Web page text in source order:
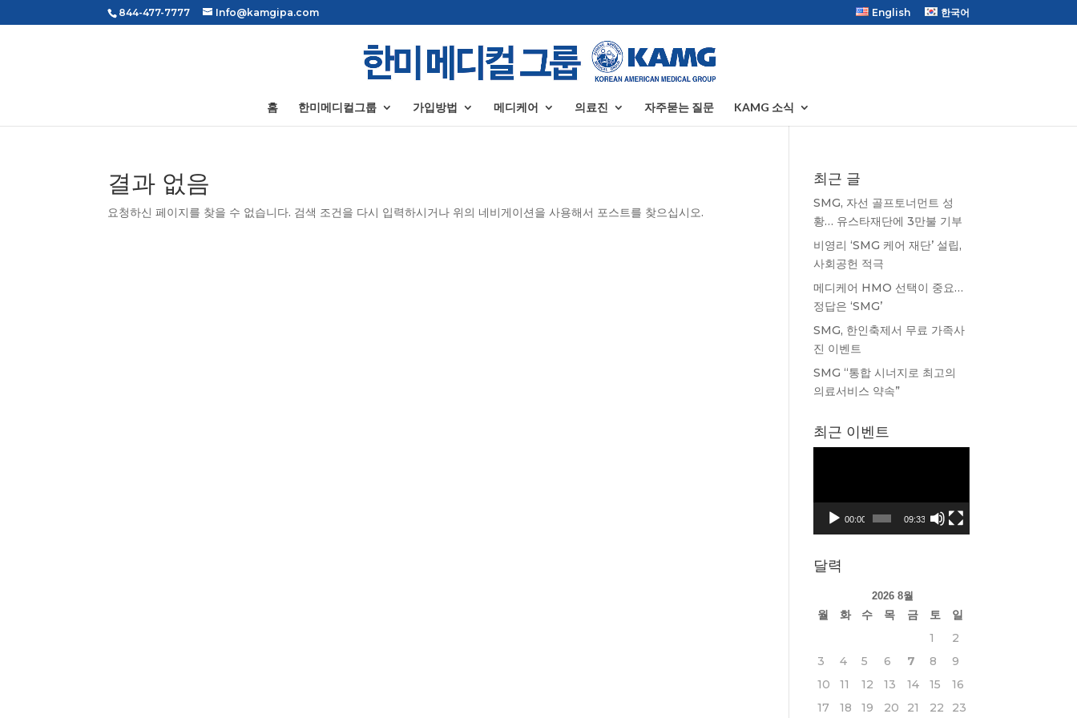
844-477-7777 Info@kamgipa.com English 한국어
홈 한미메디컬그룹 가입방법 메디케어 의료진 자주묻는 질문 KAMG 소식
결과 없음
요청하신 페이지를 찾을 수 없습니다. 검색 조건을 다시 입력하시거나 위의 네비게이션을 사용해서 포스트를 찾으십시오.
최근 글
SMG, 자선 골프토너먼트 성
황… 유스타재단에 3만불 기부
비영리 ‘SMG 케어 재단’ 설립,
사회공헌 적극
메디케어 HMO 선택이 중요…
정답은 ‘SMG’
SMG, 한인축제서 무료 가족사
진 이벤트
SMG “통합 시너지로 최고의
의료서비스 약속”
최근 이벤트
어
00:00 09:33
달력
2026 8월
월 화 수 목 금 토
일
1
2
3
4 5 6 7 8
9
10
11 12 13 14 15
16
17
18 19 20 21 22 23